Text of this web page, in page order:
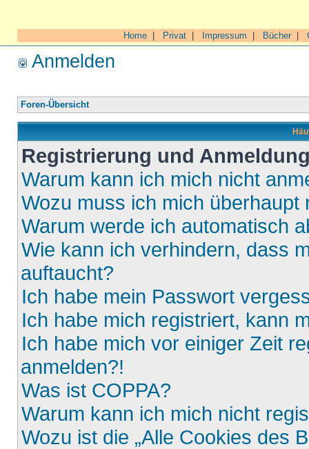
Home Privat Impressum Bücher|
Anmelden
Foren-Übersicht
Registrierung und
Warum kann ich mich nicht
Wozu muss ich mich überhaupt
Warum werde ich automatisch
Wie kann ich verhindern, dass
auftaucht?
Ich habe mein Passwort
Ich habe mich registriert, kann
Ich habe mich vor einiger Zeit
anmelden?!
Was ist COPPA?
Warum kann ich mich nicht
Wozu ist die „Alle Cookies des